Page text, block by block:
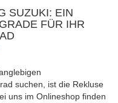
SUZUKI: EIN
FÜR IHR
suchen, ist die Rekluse
uns im Onlineshop finden